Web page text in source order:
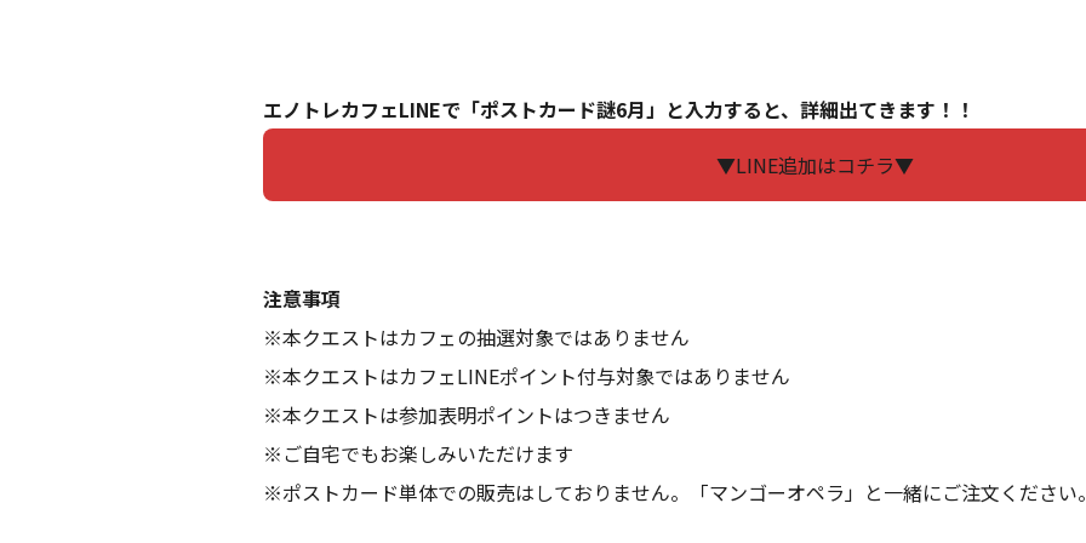
エノトレカフェLINEで「ポストカード謎6月」と入力すると、詳細出てきます！！
▼LINE追加はコチラ▼
注意事項
※本クエストはカフェの抽選対象ではありません
※本クエストはカフェLINEポイント付与対象ではありません
※本クエストは参加表明ポイントはつきません
※ご自宅でもお楽しみいただけます
※ポストカード単体での販売はしておりません。「マンゴーオペラ」と一緒にご注文ください